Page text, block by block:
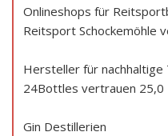
Onlineshops für
Reitsport Schockemöhle
Hersteller für nachhaltige
24Bottles vertrauen 25,0
Gin Destillerien